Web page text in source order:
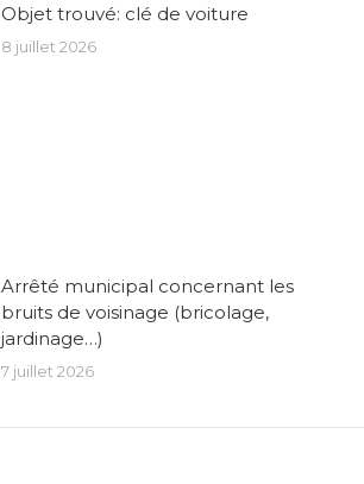
Objet trouvé: clé de voiture
8 juillet 2026
Arrêté municipal concernant les
bruits de voisinage (bricolage,
jardinage…)
7 juillet 2026